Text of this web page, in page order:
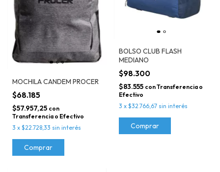
MOCHILA CANDEM PROCER
$68.185
$57.957,25 con
Transferencia o Efectivo
3 x $22.728,33 sin interés
Comprar
BOLSO CLUB FLASH
MEDIANO
$98.300
$83.555 conTransferencia o
Efectivo
3 x $32.766,67 sin interés
Comprar